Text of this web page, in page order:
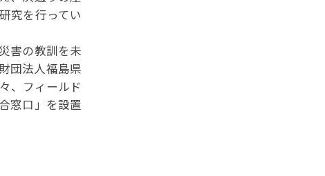
究を行ってい
害の教訓を未
団法人福島県
、フィールド
窓口」を設置